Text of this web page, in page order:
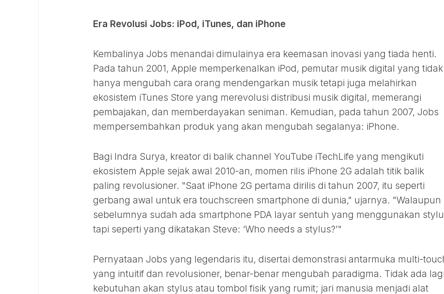
Era Revolusi Jobs: iPod, iTunes, dan iPhone
Kembalinya Jobs menandai dimulainya era keemasan inovasi yang tiada henti.
Pada tahun 2001, Apple memperkenalkan iPod, pemutar musik digital yang tidak
hanya mengubah cara orang mendengarkan musik tetapi juga melahirkan
ekosistem iTunes Store yang merevolusi distribusi musik digital, memerangi
pembajakan, dan memberdayakan seniman. Kemudian, pada tahun 2007, Jobs
mempersembahkan produk yang akan mengubah segalanya: iPhone.
Bagi Indra Surya, kreator di balik channel YouTube iTechLife yang mengikuti
ekosistem Apple sejak awal 2010-an, momen rilis iPhone 2G adalah titik balik
paling revolusioner. "Saat iPhone 2G pertama dirilis di tahun 2007, itu seperti
gerbang awal untuk era touchscreen smartphone di dunia," ujarnya. "Walaupun
sebelumnya sudah ada smartphone PDA layar sentuh yang menggunakan
tapi seperti yang dikatakan Steve: ‘Who needs a stylus?’"
Pernyataan Jobs yang legendaris itu, disertai demonstrasi antarmuka multi-
yang intuitif dan revolusioner, benar-benar mengubah paradigma. Tidak ada lagi
kebutuhan akan stylus atau tombol fisik yang rumit; jari manusia menjadi alat